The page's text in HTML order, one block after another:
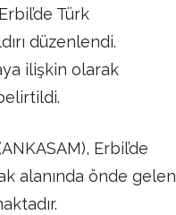
Türk
düzenlendi.
ilişkin olarak
Erbil’de
alanında önde gelen